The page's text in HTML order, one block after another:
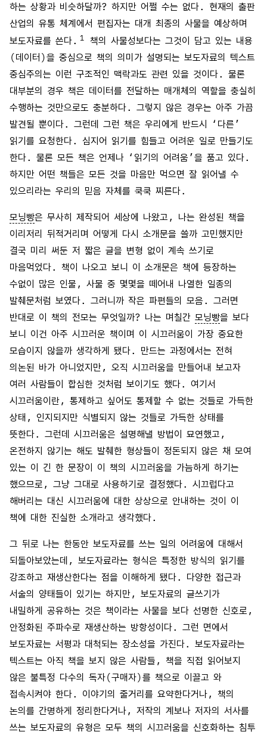
하는 상황과 비슷하달까? 하지만 어쩔 수는 없다. 현재의 출판
산업의 유통 체계에서 편집자는 대개 최종의 사물을 예상하며
보도자료를 쓴다. 1
책의 사물성보다는 그것이 담고 있는 내용
(데이터)을 중심으로 책의 의미가 설명되는 보도자료의 텍스트
중심주의는 이런 구조적인 맥락과도 관련 있을 것이다. 물론
대부분의 경우 책은 데이터를 전달하는 매개체의 역할을 충실히
수행하는 것만으로도 충분하다. 그렇지 않은 경우는 아주 가끔
발견될 뿐이다. 그런데 그런 책은 우리에게 반드시 ‘다른’
읽기를 요청한다. 심지어 읽기를 힘들고 어려운 일로 만들기도
한다. 물론 모든 책은 언제나 ‘읽기의 어려움’을 품고 있다.
하지만 어떤 책들은 모든 것을 마음만 먹으면 잘 읽어낼 수
있으리라는 우리의 믿음 자체를 쿡쿡 찌른다.
모닝빵은 무사히 제작되어 세상에 나왔고, 나는 완성된 책을
이리저리 뒤적거리며 어떻게 다시 소개문을 쓸까 고민했지만
결국 미리 써둔 저 짧은 글을 변형 없이 계속 쓰기로
마음먹었다. 책이 나오고 보니 이 소개문은 책에 등장하는
수없이 많은 인물, 사물 중 몇몇을 떼어내 나열한 일종의
발췌문처럼 보였다. 그러니까 작은 파편들의 모음. 그러면
반대로 이 책의 전모는 무엇일까? 나는 며칠간 모닝빵을 보다
보니 이건 아주 시끄러운 책이며 이 시끄러움이 가장 중요한
모습이지 않을까 생각하게 됐다. 만드는 과정에서는 전혀
의논된 바가 아니었지만, 오직 시끄러움을 만들어내 보고자
여러 사람들이 합심한 것처럼 보이기도 했다. 여기서
시끄러움이란, 통제하고 싶어도 통제할 수 없는 것들로 가득한
상태, 인지되지만 식별되지 않는 것들로 가득한 상태를
뜻한다. 그런데 시끄러움은 설명해낼 방법이 묘연했고,
온전하지 않기는 해도 발췌한 형상들이 정돈되지 않은 채 모여
있는 이 긴 한 문장이 이 책의 시끄러움을 가늠하게 하기는
했으므로, 그냥 그대로 사용하기로 결정했다. 시끄럽다고
해버리는 대신 시끄러움에 대한 상상으로 안내하는 것이 이
책에 대한 진실한 소개라고 생각했다.
그 뒤로 나는 한동안 보도자료를 쓰는 일의 어려움에 대해서
되돌아보았는데, 보도자료라는 형식은 특정한 방식의 읽기를
강조하고 재생산한다는 점을 이해하게 됐다. 다양한 접근과
서술의 양태들이 있기는 하지만, 보도자료의 글쓰기가
내밀하게 공유하는 것은 책이라는 사물을 보다 선명한 신호로,
안정화된 주파수로 재생산하는 방항성이다. 그런 면에서
보도자료는 서평과 대척되는 장소성을 가진다. 보도자료라는
텍스트는 아직 책을 보지 않은 사람들, 책을 직접 읽어보지
않은 불특정 다수의 독자(구매자)를 책으로 이끌고 와
접속시켜야 한다. 이야기의 줄거리를 요약한다거나, 책의
논의를 간명하게 정리한다거나, 저작의 계보나 저자의 서사를
쓰는 보도자료의 유형은 모두 책의 시끄러움을 신호화하는 침투